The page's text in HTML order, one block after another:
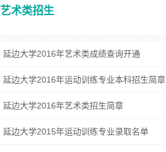
艺术类招生
延边大学2016年艺术类成绩查询开通
延边大学2016年运动训练专业本科招生简章
延边大学2016年艺术类招生简章
延边大学2015年运动训练专业录取名单